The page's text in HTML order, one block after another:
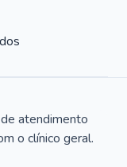
atendimento
o clínico geral.